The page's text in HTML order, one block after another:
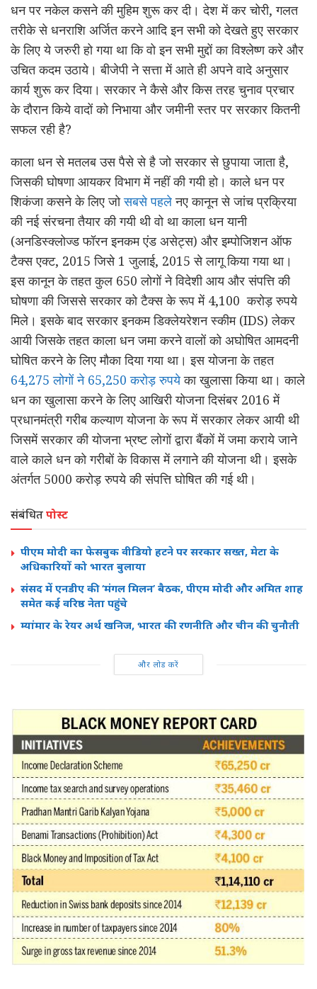
धन पर नकेल कसने की मुहिम शुरू कर दी। देश में कर चोरी, गलत
तरीके से धनराशि अर्जित करने आदि इन सभी को देखते हुए सरकार
के लिए ये जरुरी हो गया था कि वो इन सभी मुद्दों का विश्लेष्ण करे और
उचित कदम उठाये। बीजेपी ने सत्ता में आते ही अपने वादे अनुसार
कार्य शुरू कर दिया। सरकार ने कैसे और किस तरह चुनाव प्रचार
के दौरान किये वादों को निभाया और जमीनी स्तर पर सरकार कितनी
सफल रही है?
काला धन से मतलब उस पैसे से है जो सरकार से छुपाया जाता है,
जिसकी घोषणा आयकर विभाग में नहीं की गयी हो। काले धन पर
शिकंजा कसने के लिए जोसबसे पहलेनए कानून से जांच प्रक्रिया
की नई संरचना तैयार की गयी थी वो था काला धन यानी
(अ‍नडिस्‍क्‍लोज्‍ड फॉरन इनकम एंड असेट्स) और इम्‍पोजिशन ऑफ
टैक्‍स एक्ट, 2015 जिसे 1 जुलाई, 2015 से लागू किया गया था।
इस कानून के तहत कुल 650 लोगों ने विदेशी आय और संपत्ति की
घोषणा की जिससे सरकार को टैक्स के रूप में 4,100 करोड़ रुपये
मिले। इसके बाद सरकार इनकम डिक्लेयरेशन स्कीम (IDS) लेकर
आयी जिसके तहत काला धन जमा करने वालों को अघोषित आमदनी
घोषित करने के लिए मौका दिया गया था। इस योजना के तहत
64,275 लोगों ने 65,250 करोड़ रुपयेका खुलासा किया था। काले
धन का खुलासा करने के लिए आखिरी योजना दिसंबर 2016 में
प्रधानमंत्री गरीब कल्याण योजना के रूप में सरकार लेकर आयी थी
जिसमें सरकार की योजना भ्रष्ट लोगों द्वारा बैंकों में जमा कराये जाने
वाले काले धन को गरीबों के विकास में लगाने की योजना थी। इसके
अंतर्गत 5000 करोड़ रुपये की संपत्ति घोषित की गई थी।
संबंधितपोस्ट
पीएम मोदी का फेसबुक वीडियो हटने पर सरकार सख्त, मेटा के
अधिकारियों को भारत बुलाया
संसद में एनडीए की ‘मंगल मिलन’ बैठक, पीएम मोदी और अमित शाह
समेत कई वरिष्ठ नेता पहुंचे
म्यांमार के रेयर अर्थ खनिज, भारत की रणनीति और चीन की चुनौती
और लोड करें